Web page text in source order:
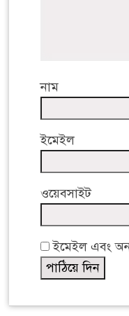
নাম
ইমেইল
ওয়েবসাইট
ইমেইল এবং